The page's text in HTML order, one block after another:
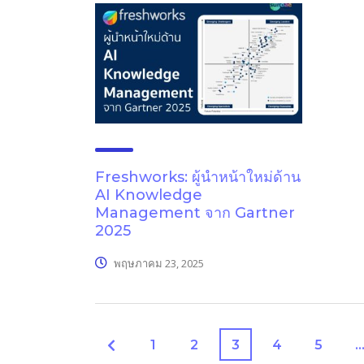
Freshworks: ผู้นำหน้าใหม่ด้าน
AI Knowledge
Management จาก Gartner
2025
พฤษภาคม 23, 2025
1 2 3 4 5 …